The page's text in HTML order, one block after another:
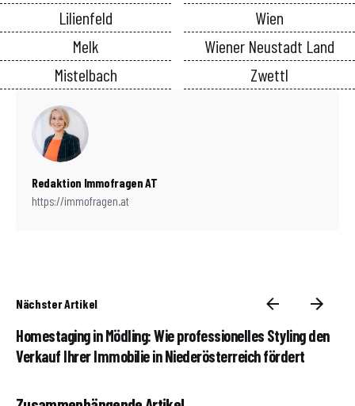
Lilienfeld
Melk
Mistelbach
Wien
Wiener Neustadt Land
Zwettl
Redaktion Immofragen AT
https://immofragen.at
Nächster Artikel
Homestaging in Mödling: Wie professionelles Styling den
Verkauf Ihrer Immobilie in Niederösterreich fördert